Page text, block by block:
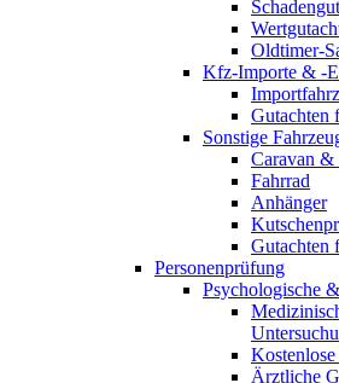
Oldtimer-
Kfz-Importe & -
Gutachten
Sonstige
Caravan
Fahrrad
Anhänger
Gutachten
Personenprüfung
Psychologische
Ärztliche